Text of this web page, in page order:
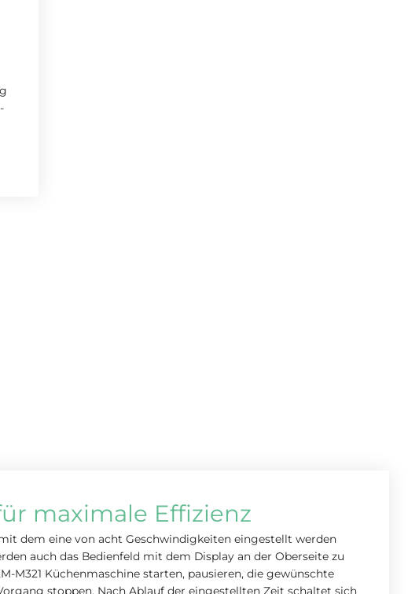
maximale Effizienz
dem eine von acht Geschwindigkeiten eingestellt werden
auch das Bedienfeld mit dem Display an der Oberseite zu
M321 Küchenmaschine starten, pausieren, die gewünschte
stoppen. Nach Ablauf der eingestellten Zeit schaltet sich